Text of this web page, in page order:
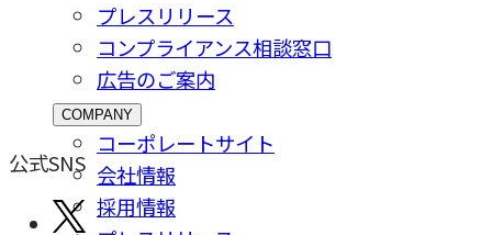
プレスリリース
コンプライアンス相談窓⼝
広告のご案内
COMPANY
コーポレートサイト
会社情報
採⽤情報
公式SNS